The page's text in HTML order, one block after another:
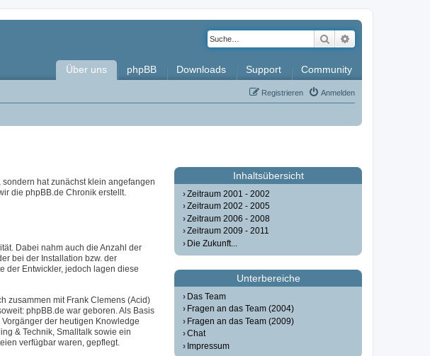
Suche
Über uns phpBB Downloads Support Community
Anmelden
Registrieren
hat zunächst klein angefangen
die phpBB.de Chronik erstellt.
Dabei nahm auch die Anzahl der
bei der Installation bzw. der
der Entwickler, jedoch lagen diese
zusammen mit Frank Clemens (Acid)
phpBB.de war geboren. Als Basis
der heutigen Knowledge
& Technik, Smalltalk sowie ein
verfügbar waren, gepflegt.
Inhaltsübersicht
Zeitraum 2001 - 2002
Zeitraum 2002 - 2005
Zeitraum 2006 - 2008
Zeitraum 2009 - 2011
Die Zukunft...
Unterbereiche
Das Team
Fragen an das Team (2004)
Fragen an das Team (2009)
Chat
Impressum